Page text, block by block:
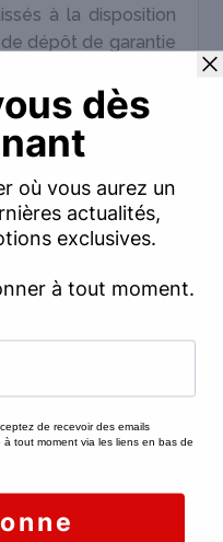
à la disposition
dépôt de garantie
sur le dépôt de
justifiée par vos
les factures
dans le logement.
de changer les
de justificatif :
loyers impayés,
d’entréeet celui
constat
? Nous